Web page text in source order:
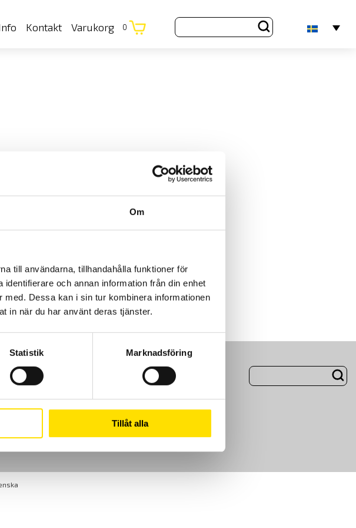
Om
till användarna, tillhandahålla funktioner för
och annan information från din enhet
Dessa kan i sin tur kombinera informationen
in när du har använt deras tjänster.
Statistik Marknadsföring
Tillåt alla
Kontakt Varukorg 0
Kundundersökning
Om Oss
52 68 00